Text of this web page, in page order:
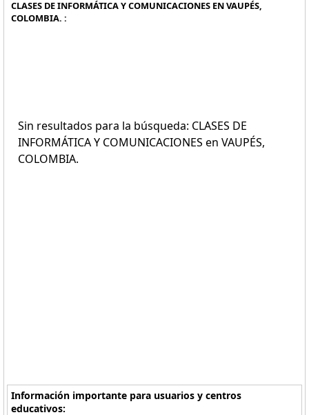
CLASES DE INFORMÁTICA Y COMUNICACIONES EN VAUPÉS,
COLOMBIA. :
Sin resultados para la búsqueda: CLASES DE
INFORMÁTICA Y COMUNICACIONES en VAUPÉS,
COLOMBIA.
Información importante para usuarios y centros
educativos: